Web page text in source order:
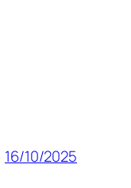
16/10/2025